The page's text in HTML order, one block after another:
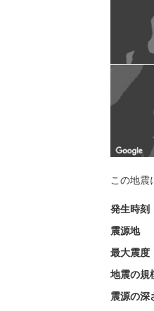
この地震
発生時刻
震源地
最大震度
地震の規
震源の深